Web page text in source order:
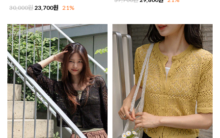
30,000원 23,700원 21%